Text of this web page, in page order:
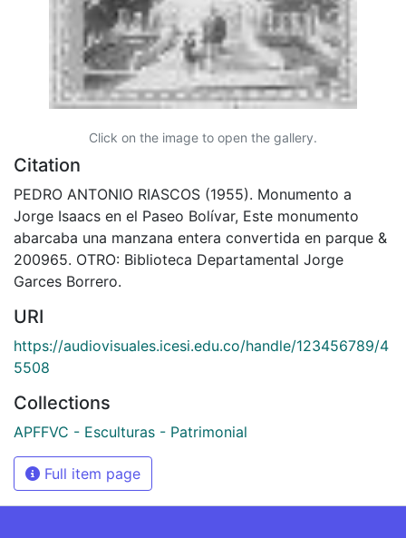
Click on the image to open the gallery.
Citation
PEDRO ANTONIO RIASCOS (1955). Monumento a
Jorge Isaacs en el Paseo Bolívar, Este monumento
abarcaba una manzana entera convertida en parque &
200965. OTRO: Biblioteca Departamental Jorge
Garces Borrero.
URI
https://audiovisuales.icesi.edu.co/handle/123456789/4
5508
Collections
APFFVC - Esculturas - Patrimonial
Full item page